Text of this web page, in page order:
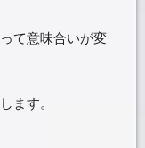
て意味合いが変
ます。